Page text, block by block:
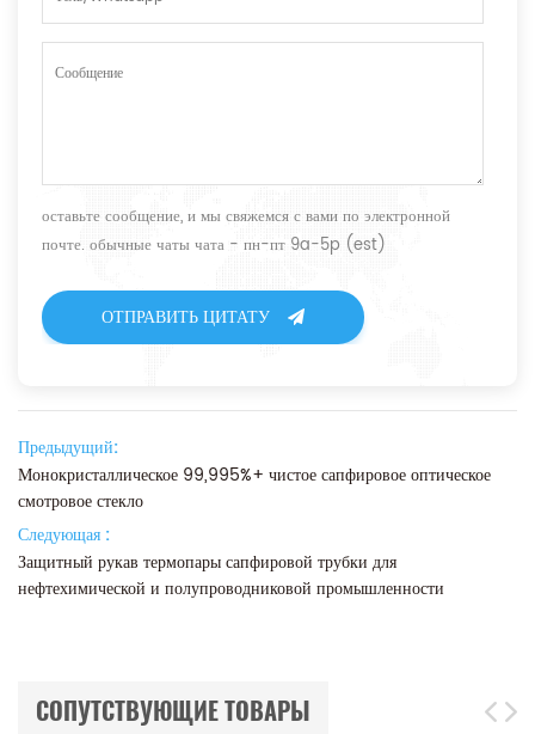
оставьте сообщение, и мы свяжемся с вами по электронной
почте. обычные чаты чата - пн-пт 9a-5p (est)
ОТПРАВИТЬ ЦИТАТУ
Предыдущий:
Монокристаллическое 99,995%+ чистое сапфировое оптическое
смотровое стекло
Следующая :
Защитный рукав термопары сапфировой трубки для
нефтехимической и полупроводниковой промышленности
СОПУТСТВУЮЩИЕ ТОВАРЫ